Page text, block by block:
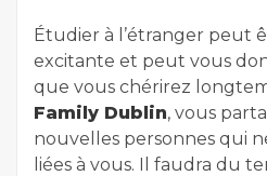
Étudier à l’étranger peut
excitante et peut vous
que vous chérirez
Family Dublin, vous
nouvelles personnes qui
liées à vous. Il faudra du